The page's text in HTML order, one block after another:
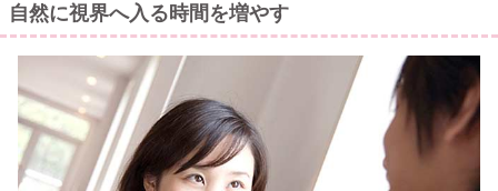
自然に視界へ入る時間を増やす